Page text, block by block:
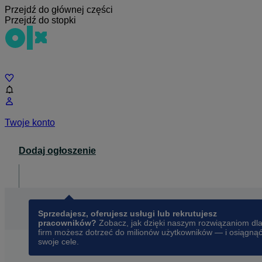
Przejdź do głównej części
Przejdź do stopki
Twoje konto
Dodaj ogłoszenie
Sprzedajesz, oferujesz usługi lub rekrutujesz
pracowników? Zobacz, jak dzięki naszym rozwiązaniom dla
firm możesz dotrzeć do milionów użytkowników — i osiągnąć
swoje cele.